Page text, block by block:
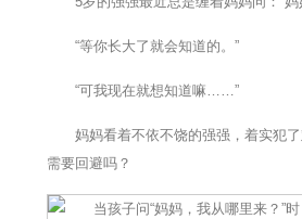
“等你长大了就会知道的。”
“可我现在就想知道嘛……”
妈妈看着不依不饶的强强，着实犯
需要回避吗？